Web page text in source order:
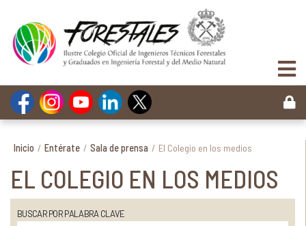
Inicio / Entérate / Sala de prensa / El Colegio en los medios
EL COLEGIO EN LOS MEDIOS
BUSCAR POR PALABRA CLAVE